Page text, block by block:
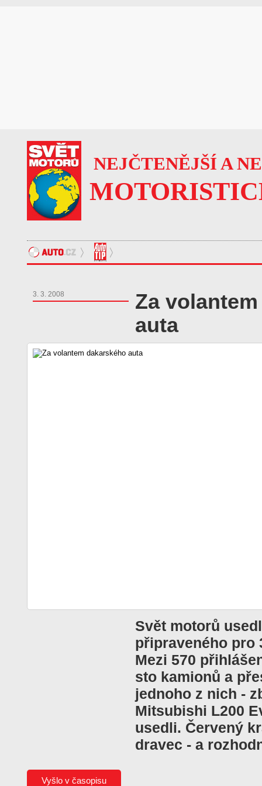
NEJČTENĚJŠÍ A
3. 3. 2008
Za
auta
Svět motorů
připraveného pro
Mezi 570
sto kamionů a
jednoho z nich -
Mitsubishi L200
usedli. Červený
dravec - a
Vyšlo v časopisu